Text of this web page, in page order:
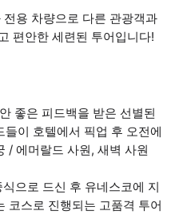
용 차량으로 다른 관광객과
편안한 세련된 투어입니다!
좋은 피드백을 받은 선별된
이 호텔에서 픽업 후 오전에
/ 에머랄드 사원, 새벽 사원
으로 드신 후 유네스코에 지
코스로 진행되는 고품격 투어